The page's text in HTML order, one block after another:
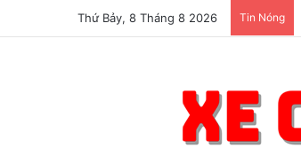
Thứ Bảy, 8 Tháng 8 2026 Tin Nóng